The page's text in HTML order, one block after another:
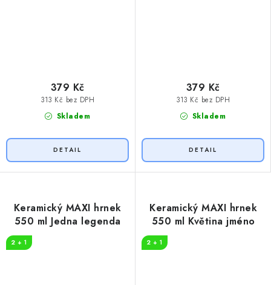
Skladem
313 Kč bez DPH
379 Kč
Skladem
313 Kč bez DPH
379 Kč
Keramický MAXI hrnek
550 ml Jedna legenda
2 + 1
Keramický MAXI hrnek
550 ml Květina jméno
2 + 1